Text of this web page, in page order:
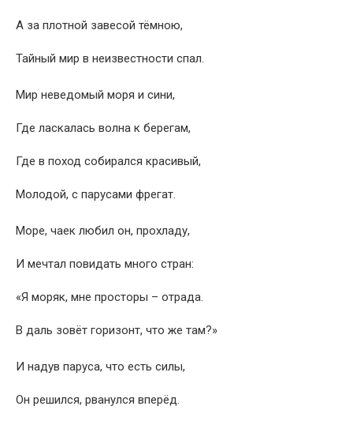
А за плотной завесой тёмною,
Тайный мир в неизвестности спал.
Мир неведомый моря и сини,
Где ласкалась волна к берегам,
Где в поход собирался красивый,
Молодой, с парусами фрегат.
Море, чаек любил он, прохладу,
И мечтал повидать много стран:
«Я моряк, мне просторы – отрада.
В даль зовёт горизонт, что же там?»
И надув паруса, что есть силы,
Он решился, рванулся вперёд.